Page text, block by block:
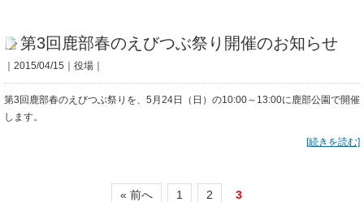
第3回鹿部春のえびつぶ祭り開催のお知らせ
｜2015/04/15｜役場｜
第3回鹿部春のえびつぶ祭りを、5月24日（日）の10:00～13:00に鹿部公園で開催
します。
[続きを読む]
« 前へ 1 2 3